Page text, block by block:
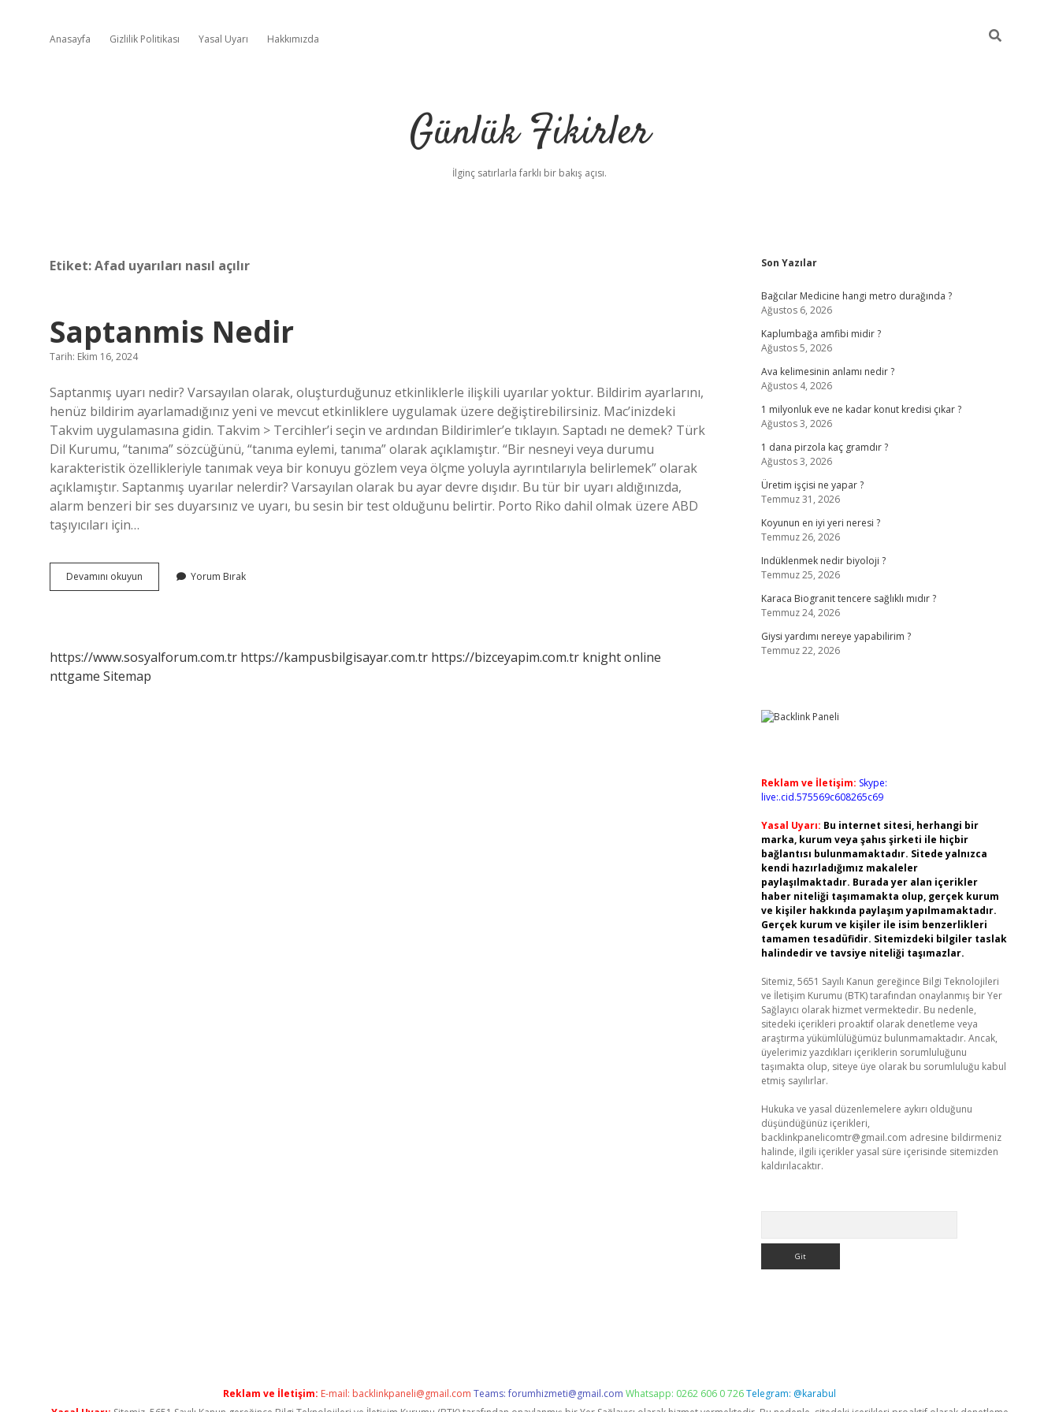
Anasayfa Gizlilik Politikası Yasal Uyarı Hakkımızda
Günlük Fikirler
İlginç satırlarla farklı bir bakış açısı.
Etiket:Afad uyarıları nasıl açılır
Saptanmis Nedir
Tarih: Ekim 16, 2024
Saptanmış uyarı nedir? Varsayılan olarak, oluşturduğunuz etkinliklerle ilişkili uyarılar yoktur. Bildirim ayarlarını,
henüz bildirim ayarlamadığınız yeni ve mevcut etkinliklere uygulamak üzere değiştirebilirsiniz. Mac’inizdeki
Takvim uygulamasına gidin. Takvim > Tercihler’i seçin ve ardından Bildirimler’e tıklayın. Saptadı ne demek? Türk
Dil Kurumu, “tanıma” sözcüğünü, “tanıma eylemi, tanıma” olarak açıklamıştır. “Bir nesneyi veya durumu
karakteristik özellikleriyle tanımak veya bir konuyu gözlem veya ölçme yoluyla ayrıntılarıyla belirlemek” olarak
açıklamıştır. Saptanmış uyarılar nelerdir? Varsayılan olarak bu ayar devre dışıdır. Bu tür bir uyarı aldığınızda,
alarm benzeri bir ses duyarsınız ve uyarı, bu sesin bir test olduğunu belirtir. Porto Riko dahil olmak üzere ABD
taşıyıcıları için…
Devamını okuyun Saptanmis
Nedir
Yorum Bırak
https://www.sosyalforum.com.tr https://kampusbilgisayar.com.tr https://bizceyapim.com.tr knight online
nttgame Sitemap
Sidebar
Son Yazılar
Bağcılar Medicine hangi metro durağında ?
Ağustos 6, 2026
Kaplumbağa amfibi midir ?
Ağustos 5, 2026
Ava kelimesinin anlamı nedir ?
Ağustos 4, 2026
1 milyonluk eve ne kadar konut kredisi çıkar ?
Ağustos 3, 2026
1 dana pirzola kaç gramdır ?
Ağustos 3, 2026
Üretim işçisi ne yapar ?
Temmuz 31, 2026
Koyunun en iyi yeri neresi ?
Temmuz 26, 2026
Indüklenmek nedir biyoloji ?
Temmuz 25, 2026
Karaca Biogranit tencere sağlıklı mıdır ?
Temmuz 24, 2026
Giysi yardımı nereye yapabilirim ?
Temmuz 22, 2026
Reklam ve İletişim: Skype:
live:.cid.575569c608265c69
Yasal Uyarı: Bu internet sitesi, herhangi bir
marka, kurum veya şahıs şirketi ile hiçbir
bağlantısı bulunmamaktadır. Sitede yalnızca
kendi hazırladığımız makaleler
paylaşılmaktadır. Burada yer alan içerikler
haber niteliği taşımamakta olup, gerçek kurum
ve kişiler hakkında paylaşım yapılmamaktadır.
Gerçek kurum ve kişiler ile isim benzerlikleri
tamamen tesadüfidir. Sitemizdeki bilgiler taslak
halindedir ve tavsiye niteliği taşımazlar.
Sitemiz, 5651 Sayılı Kanun gereğince Bilgi Teknolojileri
ve İletişim Kurumu (BTK) tarafından onaylanmış bir Yer
Sağlayıcı olarak hizmet vermektedir. Bu nedenle,
sitedeki içerikleri proaktif olarak denetleme veya
araştırma yükümlülüğümüz bulunmamaktadır. Ancak,
üyelerimiz yazdıkları içeriklerin sorumluluğunu
taşımakta olup, siteye üye olarak bu sorumluluğu kabul
etmiş sayılırlar.
Hukuka ve yasal düzenlemelere aykırı olduğunu
düşündüğünüz içerikleri,
backlinkpanelicomtr@gmail.com adresine bildirmeniz
halinde, ilgili içerikler yasal süre içerisinde sitemizden
kaldırılacaktır.
Reklam ve İletişim: E-mail: backlinkpaneli@gmail.com Teams:forumhizmeti@gmail.com Whatsapp: 0262 606 0 726Telegram: @karabul